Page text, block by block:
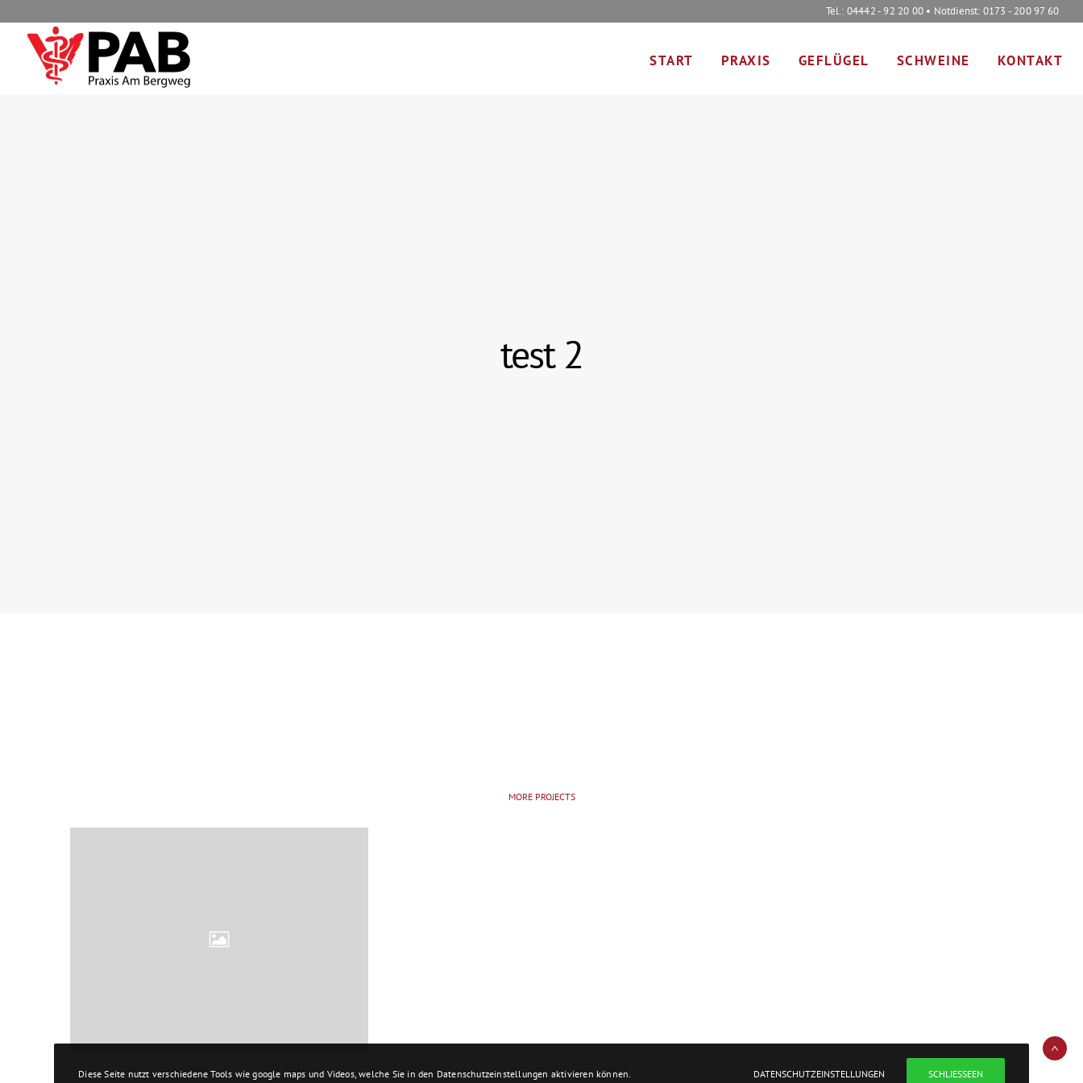
Tel.: 04442 - 92 20 00 • Notdienst: 0173 - 200 97 60
START PRAXIS GEFLÜGEL SCHWEINE KONTAKT
test 2
MORE PROJECTS
Diese Seite nutzt verschiedene Tools wie google maps und Videos, welche Sie in den Datenschutzeinstellungen aktivieren können. DATENSCHUTZEINSTELLUNGEN SCHLIESSEEN